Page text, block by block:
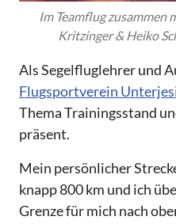
Im Teamflug zusammen
Kritzinger & Heiko
Als Segelfluglehrer und
Flugsportverein
Thema Trainingsstand
präsent.
Mein persönlicher
knapp 800 km und ich
Grenze für mich nach